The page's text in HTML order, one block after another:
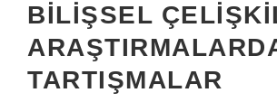
BILIŞSEL
TARTIŞMALAR